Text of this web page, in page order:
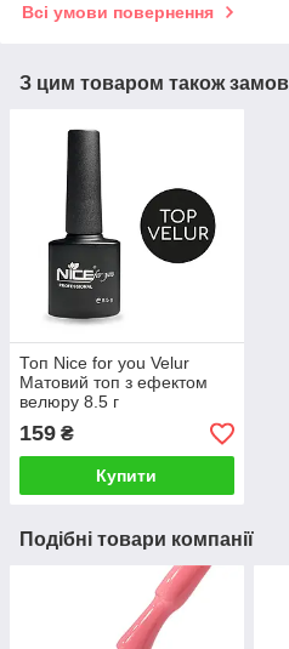
Всі умови повернення
З цим товаром також
Топ Nice for you Velur
Матовий топ з ефектом
велюру 8.5 г
159 ₴
Купити
Подібні товари компанії